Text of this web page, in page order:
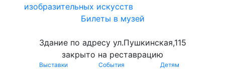
изобразительных искусств
Билеты в музей
Здание по адресу ул.Пушкинская,115
закрыто на реставрацию
Выставки События Детям